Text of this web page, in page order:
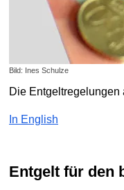
Bild: Ines Schulze
Die Entgeltregelungen
In English
Entgelt für